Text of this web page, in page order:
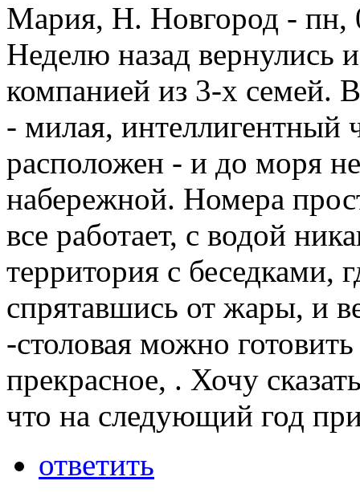
Мария, Н. Новгород - пн,
Неделю назад вернулись
компанией из 3-х семей.
- милая, интеллигентный
расположен - и до моря
набережной. Номера
все работает, с водой
территория с беседками,
спрятавшись от жары, и
-столовая можно
прекрасное, . Хочу
что на следующий год
ответить